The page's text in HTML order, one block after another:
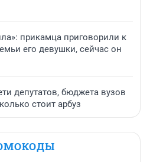
прикамца приговорили к
его девушки, сейчас он
депутатов, бюджета вузов
стоит арбуз